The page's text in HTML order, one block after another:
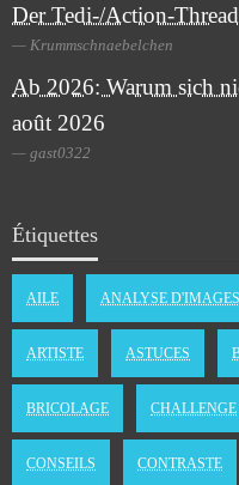
Der Tedi-/Action-Thread
Krummschnaebelchen
Ab 2026: Warum sich
août 2026
gast0322
Étiquettes
AILE ANALYSE D'IMAGES
ARTISTE ASTUCES
BRICOLAGE CHALLENGE
CONSEILS CONTRASTE